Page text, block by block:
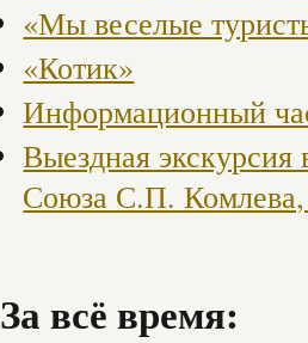
«Мы веселые
«Котик»
Информационный
Выездная экскурсия
Союза С.П.
За всё время: